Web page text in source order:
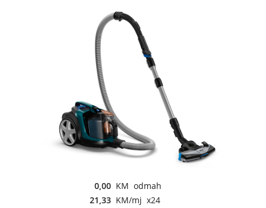
0,00 KM odmah
21,33 KM/mj x24